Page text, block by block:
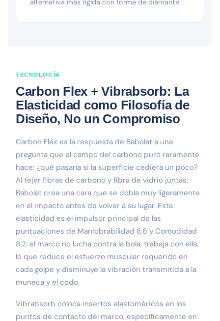
TECNOLOGÍA
Carbon Flex + Vibrabsorb: La
Elasticidad como Filosofía de
Diseño, No un Compromiso
Carbon Flex es la respuesta de Babolat a una
pregunta que el campo del carbono puro raramente
hace: ¿qué pasaría si la superficie cediera un poco?
Al tejer fibras de carbono y fibra de vidrio juntas,
Babolat crea una cara que se dobla muy ligeramente
en el impacto antes de volver a su lugar. Esta
elasticidad es el impulsor principal de las
puntuaciones de Maniobrabilidad 8.6 y Comodidad
8.2: el marco no lucha contra la bola, trabaja con ella,
lo que reduce el esfuerzo muscular requerido en
cada golpe y disminuye la vibración transmitida a la
muñeca y el codo.
Vibrabsorb coloca insertos elastoméricos en los
puntos de contacto del marco, específicamente en